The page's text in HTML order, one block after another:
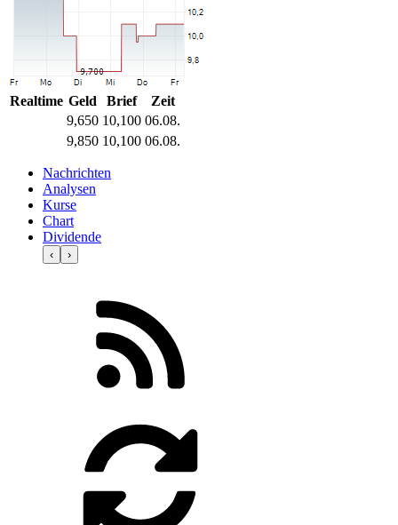
Realtime Geld Brief
Zeit
9,650 10,100 06.08.
9,850 10,100 06.08.
Nachrichten
Analysen
Kurse
Chart
Dividende
‹ ›